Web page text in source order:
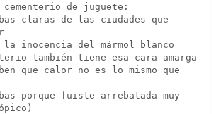
cementerio de juguete:
claras de las ciudades que
la inocencia del mármol blanco
también tiene esa cara amarga
que calor no es lo mismo que
porque fuiste arrebatada muy